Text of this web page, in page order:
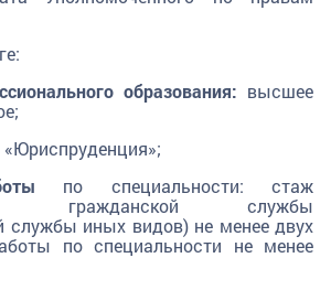
образования: высшее
«Юриспруденция»;
по специальности: стаж
гражданской службы
службы иных видов) не менее двух
по специальности не менее